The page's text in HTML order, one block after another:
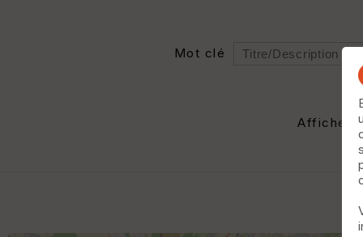
Mot clé
Auteur
Afficher